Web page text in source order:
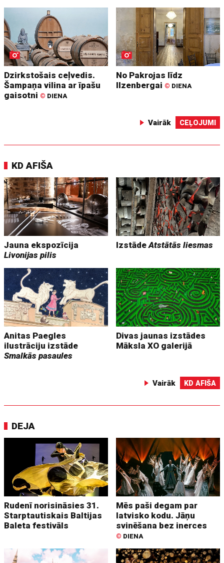
Dzirkstošais ceļvedis.
Šampaņa vilina ar īpašu
gaisotni © DIENA
No Pakrojas līdz
Ilzenbergai © DIENA
Vairāk CEĻOJUMI
KD AFIŠA
Jauna ekspozīcija
Livonijas pilis
IzstādeAtstātās liesmas
Anitas Paegles
ilustrāciju izstāde
Smalkās pasaules
Divas jaunas izstādes
Māksla XO galerijā
Vairāk KD AFIŠA
DEJA
Rudenī norisināsies 31.
Starptautiskais Baltijas
Baleta festivāls
Mēs paši degam par
latvisko kodu. Jāņu
svinēšana bez inerces
© DIENA